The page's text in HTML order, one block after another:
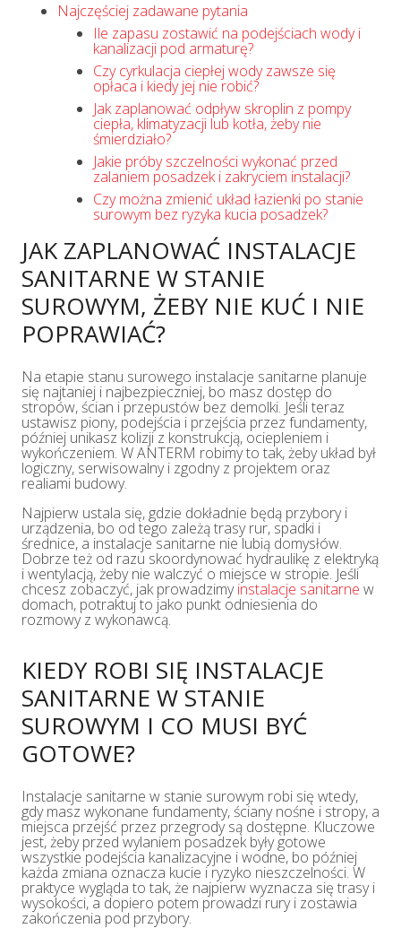
Najczęściej zadawane pytania
Ile zapasu zostawić na podejściach wody i
kanalizacji pod armaturę?
Czy cyrkulacja ciepłej wody zawsze się
opłaca i kiedy jej nie robić?
Jak zaplanować odpływ skroplin z pompy
ciepła, klimatyzacji lub kotła, żeby nie
śmierdziało?
Jakie próby szczelności wykonać przed
zalaniem posadzek i zakryciem instalacji?
Czy można zmienić układ łazienki po stanie
surowym bez ryzyka kucia posadzek?
JAK ZAPLANOWAĆ INSTALACJE
SANITARNE W STANIE
SUROWYM, ŻEBY NIE KUĆ I NIE
POPRAWIAĆ?
Na etapie stanu surowego instalacje sanitarne planuje
się najtaniej i najbezpieczniej, bo masz dostęp do
stropów, ścian i przepustów bez demolki. Jeśli teraz
ustawisz piony, podejścia i przejścia przez fundamenty,
później unikasz kolizji z konstrukcją, ociepleniem i
wykończeniem. W ANTERM robimy to tak, żeby układ był
logiczny, serwisowalny i zgodny z projektem oraz
realiami budowy.
Najpierw ustala się, gdzie dokładnie będą przybory i
urządzenia, bo od tego zależą trasy rur, spadki i
średnice, a instalacje sanitarne nie lubią domysłów.
Dobrze też od razu skoordynować hydraulikę z elektryką
i wentylacją, żeby nie walczyć o miejsce w stropie. Jeśli
chcesz zobaczyć, jak prowadzimyinstalacje sanitarne w
domach, potraktuj to jako punkt odniesienia do
rozmowy z wykonawcą.
KIEDY ROBI SIĘ INSTALACJE
SANITARNE W STANIE
SUROWYM I CO MUSI BYĆ
GOTOWE?
Instalacje sanitarne w stanie surowym robi się wtedy,
gdy masz wykonane fundamenty, ściany nośne i stropy, a
miejsca przejść przez przegrody są dostępne. Kluczowe
jest, żeby przed wylaniem posadzek były gotowe
wszystkie podejścia kanalizacyjne i wodne, bo później
każda zmiana oznacza kucie i ryzyko nieszczelności. W
praktyce wygląda to tak, że najpierw wyznacza się trasy i
wysokości, a dopiero potem prowadzi rury i zostawia
zakończenia pod przybory.